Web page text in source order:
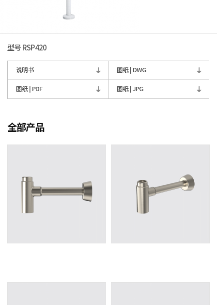
型号 RSP420
说明书 图纸 | DWG
图纸 | PDF 图纸 | JPG
全部产品